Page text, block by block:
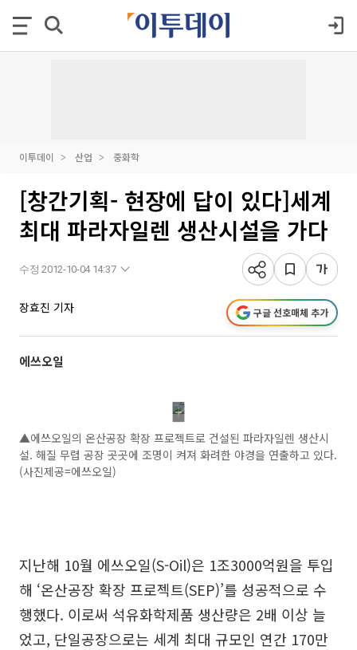
이투데이 산업 중화학
[창간기획- 현장에 답이 있다]세계
최대 파라자일렌 생산시설을 가다
수정 2012-10-04 14:37
장효진 기자 구글 선호매체 추가
에쓰오일
▲에쓰오일의 온산공장 확장 프로젝트로 건설된 파라자일렌 생산시
설. 해질 무렵 공장 곳곳에 조명이 켜져 화려한 야경을 연출하고 있다.
(사진제공=에쓰오일)
지난해 10월 에쓰오일(S-Oil)은 1조3000억원을 투입
해 ‘온산공장 확장 프로젝트(SEP)’를 성공적으로 수
행했다. 이로써 석유화학제품 생산량은 2배 이상 늘
었고, 단일공장으로는 세계 최대 규모인 연간 170만